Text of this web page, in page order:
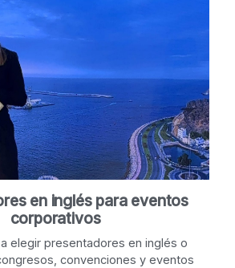
en inglés para eventos
corporativos
elegir presentadores en inglés o
convenciones y eventos